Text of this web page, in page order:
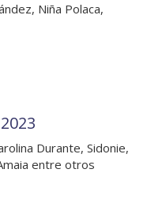
Niña Polaca,
Durante, Sidonie,
entre otros